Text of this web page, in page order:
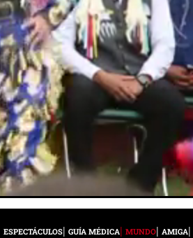
ESPECTÁCULOS GUÍA MÉDICA MUNDO AMIGA